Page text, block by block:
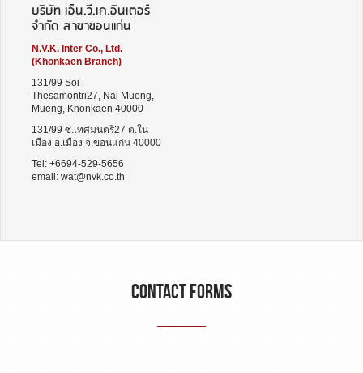
บริษัท เอ็น.วี.เค.อินเตอร์
จำกัด สาขาขอนแก่น
N.V.K. Inter Co., Ltd.
(Khonkaen Branch)
131/99 Soi
Thesamontri27, Nai Mueng,
Mueng, Khonkaen 40000
131/99 ซ.เทศมนตรี27 ต.ใน
เมือง อ.เมือง จ.ขอนแก่น 40000
Tel: +6694-529-5656
email:wat@nvk.co.th
CONTACT FORMS